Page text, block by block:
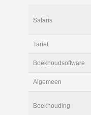
Actie